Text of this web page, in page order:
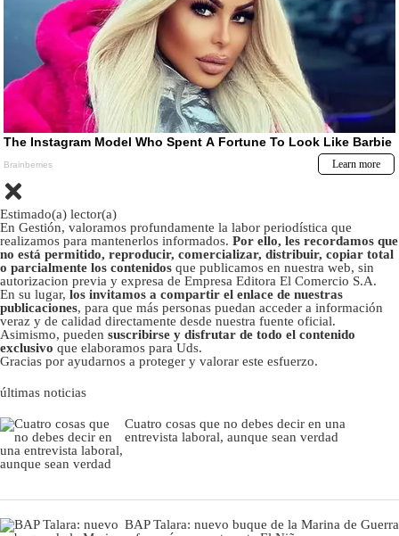
Estimado(a) lector(a)
En Gestión, valoramos profundamente la labor periodística que
realizamos para mantenerlos informados. Por ello, les recordamos que
no está permitido, reproducir, comercializar, distribuir, copiar total
o parcialmente los contenidos que publicamos en nuestra web, sin
autorizacion previa y expresa de Empresa Editora El Comercio S.A.
En su lugar, los invitamos a compartir el enlace de nuestras
publicaciones, para que más personas puedan acceder a información
veraz y de calidad directamente desde nuestra fuente oficial.
Asimismo, pueden suscribirse y disfrutar de todo el contenido
exclusivo que elaboramos para Uds.
Gracias por ayudarnos a proteger y valorar este esfuerzo.
últimas noticias
Cuatro cosas que no debes decir en una
entrevista laboral, aunque sean verdad
BAP Talara: nuevo buque de la Marina de Guerra